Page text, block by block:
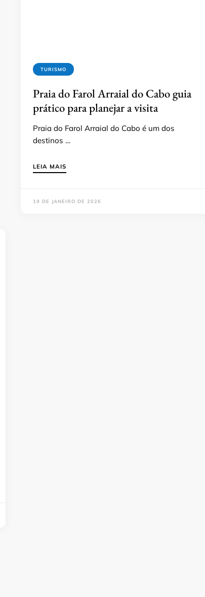
TURISMO
Praia do Farol Arraial do Cabo guia
prático para planejar a visita
Praia do Farol Arraial do Cabo é um dos
destinos …
LEIA MAIS
19 DE JANEIRO DE 2026